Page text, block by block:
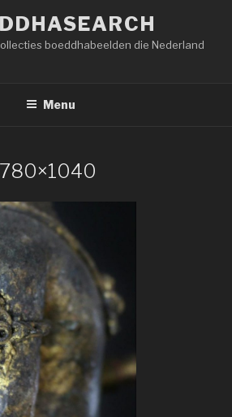
boeddhabeelden die Nederland
Menu